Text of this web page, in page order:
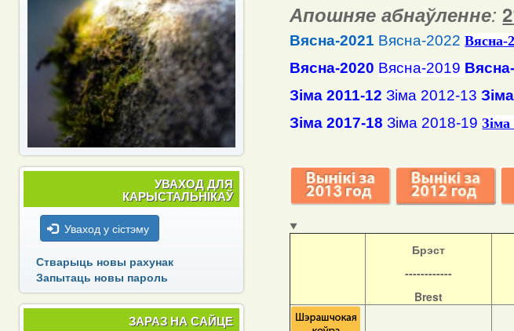
Апошняе абнаўленне:2
Вясна-2021 Вясна-2022 Вясна-
Вясна-2020 Вясна-2019
Зіма 2011-12 Зіма 2012-13
Зіма 2017-18 Зіма 2018-19 Зіма
Брэст
------------
Brest
УВАХОД ДЛЯ
КАРЫСТАЛЬНІКАЎ
Уваход у сістэму
Стварыць новы рахунак
Запытаць новы пароль
ЗАРАЗ НА САЙЦЕ